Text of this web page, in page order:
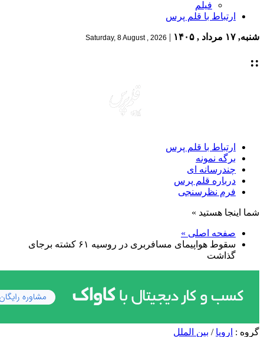
فیلم
ارتباط با قلم پرس
شنبه, ۱۷ مرداد , ۱۴۰۵ |
Saturday, 8 August , 2026
::
ارتباط با قلم پرس
برگه نمونه
چندرسانه ای
درباره قلم پرس
فرم نظرسنجی
شما اینجا هستید »
صفحه اصلی »
سقوط هواپیمای مسافربری در روسیه ۶۱ کشته برجای
گذاشت
گروه : اروپا / بین الملل